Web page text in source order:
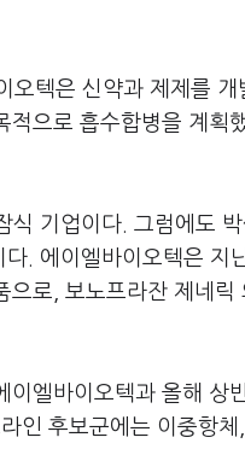
텍은 신약과 제제를 개
적으로 흡수합병을 계획
기업이다. 그럼에도 박
. 에이엘바이오텍은
로, 보노프라잔 제네릭
엘바이오텍과 올해 상
인 후보군에는 이중항